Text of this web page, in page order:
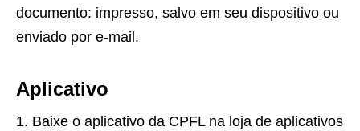
documento: impresso, salvo em seu dispositivo ou
enviado por e-mail.
Aplicativo
Baixe o aplicativo da CPFL na loja de aplicativos